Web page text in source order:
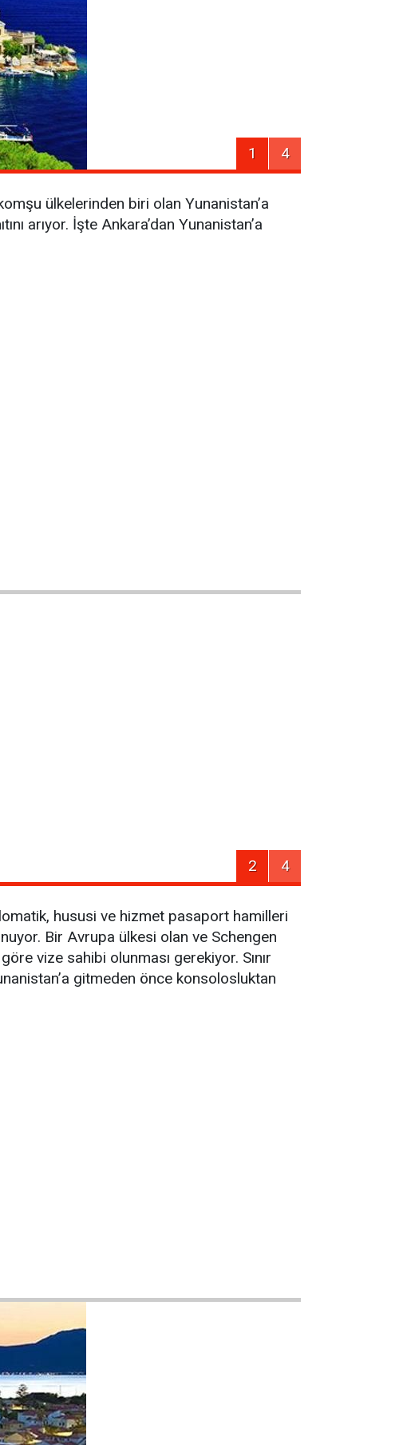
1 4
ülkelerinden biri olan Yunanistan’a
arıyor. İşte Ankara’dan Yunanistan’a
2 4
hususi ve hizmet pasaport hamilleri
Bir Avrupa ülkesi olan ve Schengen
vize sahibi olunması gerekiyor. Sınır
gitmeden önce konsolosluktan